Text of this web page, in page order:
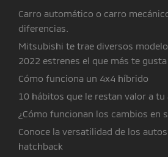
Carro automático o carro
diferencias.
Mitsubishi te trae diversos
2022 estrenes el que más te gusta
Cómo funciona un 4x4 híbrido
10 hábitos que le restan valor a tu
¿Cómo funcionan los cambios en
Conoce la versatilidad de los
hatchback